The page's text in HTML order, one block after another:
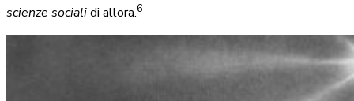
scienze socialidi allora.6